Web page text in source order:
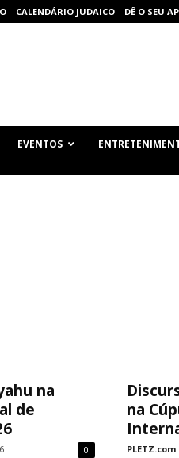
CALENDÁRIO JUDAICO DÊ O SEU
EVENTOS
na
de
0
na
PLETZ.com